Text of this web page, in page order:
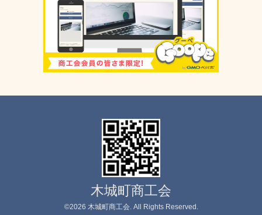
木城町商工会
©2026 木城町商工会. All Rights Reserved.